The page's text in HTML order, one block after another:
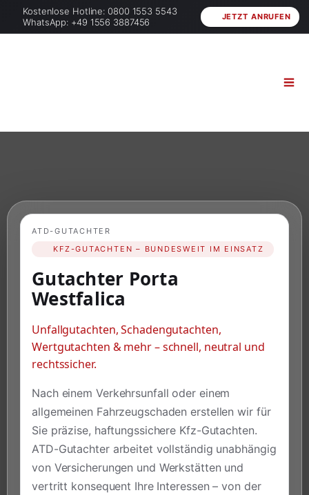
Kostenlose Hotline: 0800 1553 5543
WhatsApp: +49 1556 3887456
JETZT ANRUFEN
ATD-GUTACHTER
KFZ-GUTACHTEN – BUNDESWEIT IM EINSATZ
Gutachter Porta
Westfalica
Unfallgutachten, Schadengutachten,
Wertgutachten & mehr – schnell, neutral und
rechtssicher.
Nach einem Verkehrsunfall oder einem
allgemeinen Fahrzeugschaden erstellen wir für
Sie präzise, haftungssichere Kfz-Gutachten.
ATD-Gutachter arbeitet vollständig unabhängig
von Versicherungen und Werkstätten und
vertritt konsequent Ihre Interessen – von der